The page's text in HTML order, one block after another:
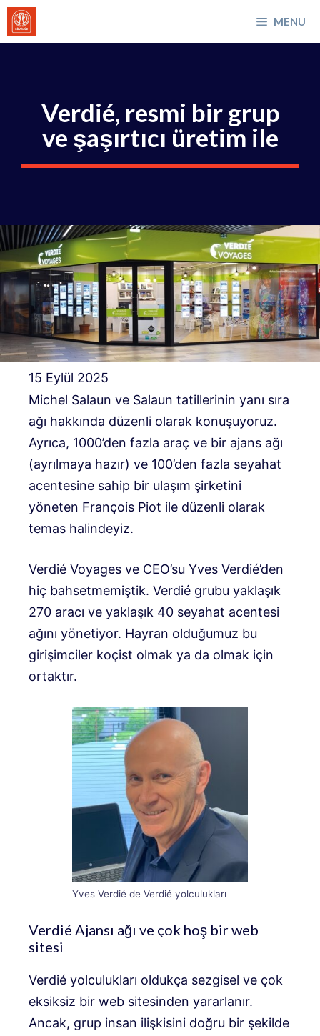
İçeriğe
atla
MENU
Verdié, resmi bir grup
ve şaşırtıcı üretim ile
15 Eylül 2025
Michel Salaun ve Salaun tatillerinin yanı sıra
ağı hakkında düzenli olarak konuşuyoruz.
Ayrıca, 1000’den fazla araç ve bir ajans ağı
(ayrılmaya hazır) ve 100’den fazla seyahat
acentesine sahip bir ulaşım şirketini
yöneten François Piot ile düzenli olarak
temas halindeyiz.
Verdié Voyages ve CEO’su Yves Verdié’den
hiç bahsetmemiştik. Verdié grubu yaklaşık
270 aracı ve yaklaşık 40 seyahat acentesi
ağını yönetiyor. Hayran olduğumuz bu
girişimciler koçist olmak ya da olmak için
ortaktır.
Yves Verdié de Verdié yolculukları
Verdié Ajansı ağı ve çok hoş bir web
sitesi
Verdié yolculukları oldukça sezgisel ve çok
eksiksiz bir web sitesinden yararlanır.
Ancak, grup insan ilişkisini doğru bir şekilde